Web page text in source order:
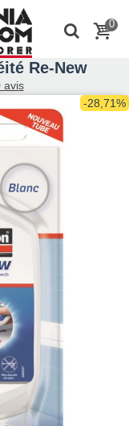
0
Re-New
avis
-28,71%